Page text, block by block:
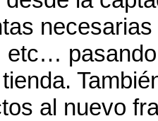
etc…
al nuevo